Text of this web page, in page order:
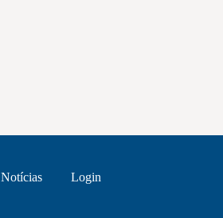
Notícias Login